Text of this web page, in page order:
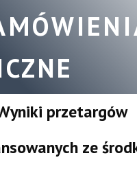
AKTUALNOŚCI
KONTAKT
O SPÓŁCE
przetargów
ze